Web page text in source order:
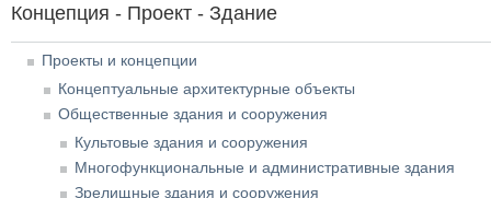
Концепция - Проект - Здание
Проекты и концепции
Концептуальные архитектурные объекты
Общественные здания и сооружения
Культовые здания и сооружения
Многофункциональные и административные здания
Зрелищные здания и сооружения